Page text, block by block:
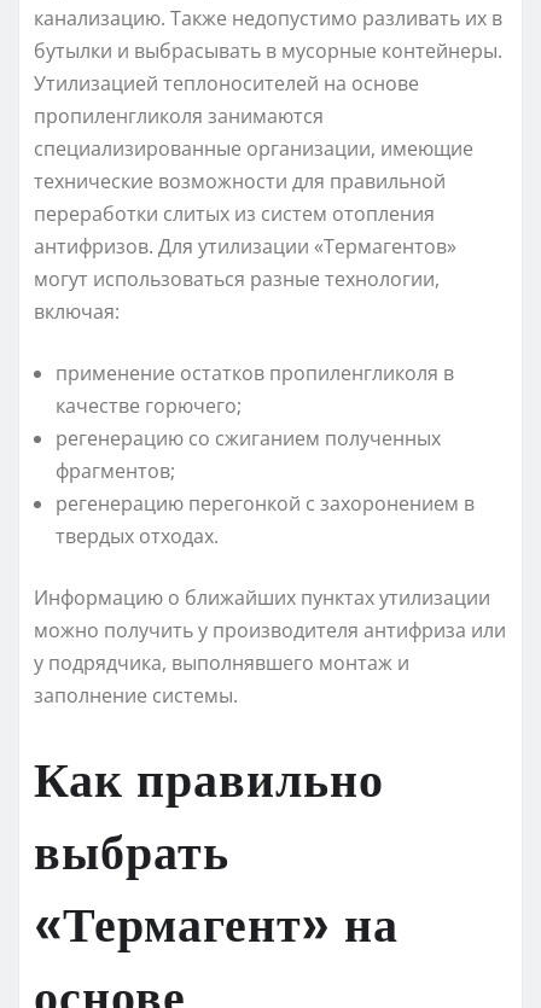
канализацию. Также недопустимо разливать их в
бутылки и выбрасывать в мусорные контейнеры.
Утилизацией теплоносителей на основе
пропиленгликоля занимаются
специализированные организации, имеющие
технические возможности для правильной
переработки слитых из систем отопления
антифризов. Для утилизации «Термагентов»
могут использоваться разные технологии,
включая:
применение остатков пропиленгликоля в
качестве горючего;
регенерацию со сжиганием полученных
фрагментов;
регенерацию перегонкой с захоронением в
твердых отходах.
Информацию о ближайших пунктах утилизации
можно получить у производителя антифриза или
у подрядчика, выполнявшего монтаж и
заполнение системы.
Как правильно
выбрать
«Термагент» на
основе